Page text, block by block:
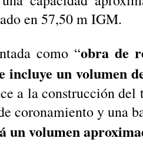
en 57,50 m IGM.
como “obra de
incluye un volumen
a la construcción
coronamiento y una
un volumen